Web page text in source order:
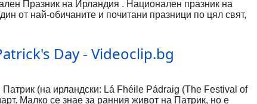
Празник на Ирландия . Национален празник на
от най-обичаните и почитани празници по цял свят,
на Свети Патрик в самата столицата Дъблин,
литературен и музикален фестивал, танцови,
забавлява бурния нрав на ирландците. Зеленият
Day - Videoclip.bg
(на ирландски: Lá Fhéile Pádraig (The Festival of
Малко се знае за ранния живот на Патрик, но е